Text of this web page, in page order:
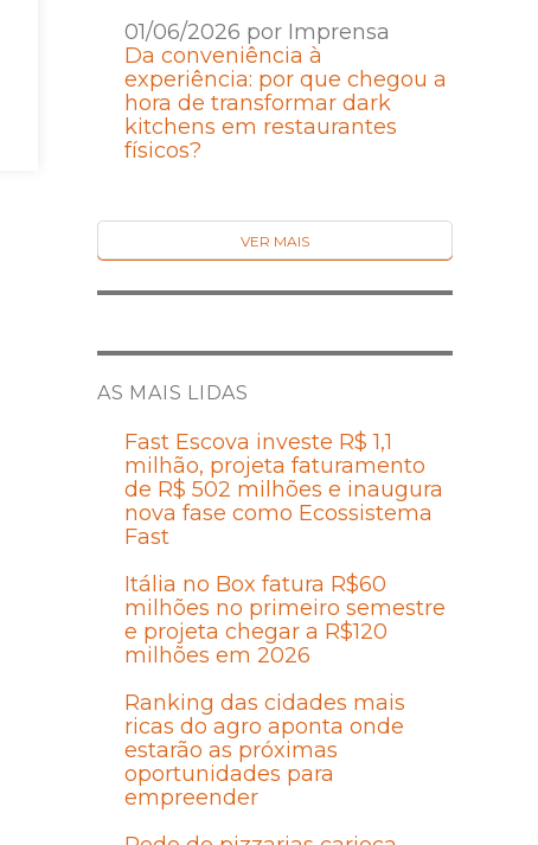
01/06/2026 por Imprensa
Da conveniência à
experiência: por que chegou a
hora de transformar dark
kitchens em restaurantes
físicos?
VER MAIS
AS MAIS LIDAS
Fast Escova investe R$ 1,1
milhão, projeta faturamento
de R$ 502 milhões e inaugura
nova fase como Ecossistema
Fast
Itália no Box fatura R$60
milhões no primeiro semestre
e projeta chegar a R$120
milhões em 2026
Ranking das cidades mais
ricas do agro aponta onde
estarão as próximas
oportunidades para
empreender